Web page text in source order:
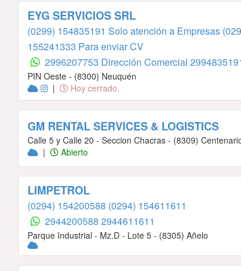
EYG SERVICIOS SRL
(0299) 154835191 Solo atención a Empresas
155241333 Para enviar CV
2996207753 Dirección Comercial
PIN Oeste - (8300) Neuquén
|
Hoy cerrado.
GM RENTAL SERVICES & LOGISTICS
Calle 5 y Calle 20 - Seccion Chacras - (8309)
|
Abierto
LIMPETROL
(0294) 154200588 (0294) 154611611
2944200588 2944611611
Parque Industrial - Mz.D - Lote 5 - (8305) Añelo